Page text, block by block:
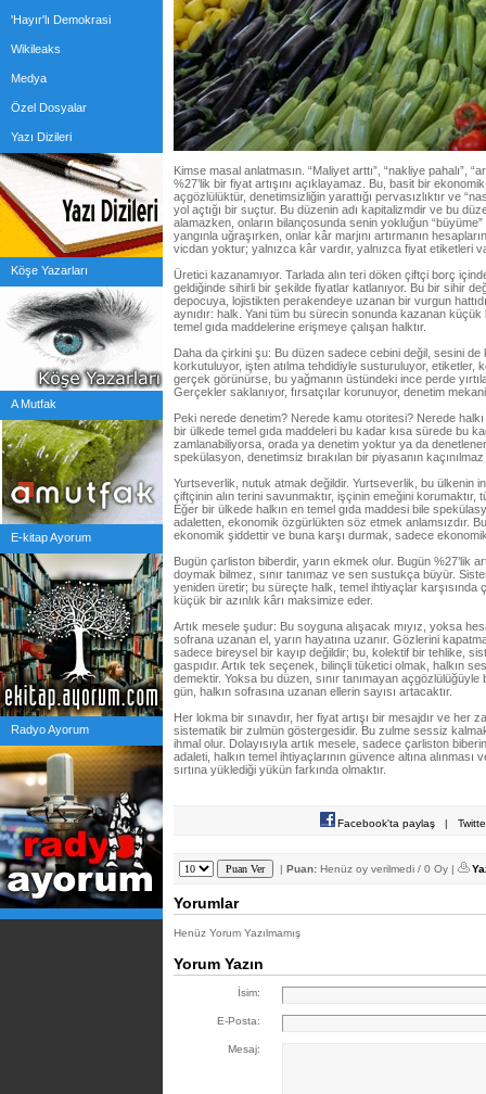
'Hayır'lı Demokrasi
Wikileaks
Medya
Özel Dosyalar
Yazı Dizileri
Köşe Yazarları
A Mutfak
E-kitap Ayorum
Radyo Ayorum
Kimse masal anlatmasın. “Maliyet arttı”, “nakliye pahalı”,
%27’lik bir fiyat artışını açıklayamaz. Bu, basit bir
açgözlülüktür, denetimsizliğin yarattığı pervasızlıktır ve
yol açtığı bir suçtur. Bu düzenin adı kapitalizmdir ve bu
alamazken, onların bilançosunda senin yokluğun
yangınla uğraşırken, onlar kâr marjını artırmanın
vicdan yoktur; yalnızca kâr vardır, yalnızca fiyat etiketleri
Üretici kazanamıyor. Tarlada alın teri döken çiftçi borç
geldiğinde sihirli bir şekilde fiyatlar katlanıyor. Bu bir sihir
depocuya, lojistikten perakendeye uzanan bir vurgun
aynıdır: halk. Yani tüm bu sürecin sonunda kazanan
temel gıda maddelerine erişmeye çalışan halktır.
Daha da çirkini şu: Bu düzen sadece cebini değil, sesini
korkutuluyor, işten atılma tehdidiyle susturuluyor, etiketler,
gerçek görünürse, bu yağmanın üstündeki ince perde
Gerçekler saklanıyor, fırsatçılar korunuyor, denetim
Peki nerede denetim? Nerede kamu otoritesi? Nerede
bir ülkede temel gıda maddeleri bu kadar kısa sürede bu
zamlanabiliyorsa, orada ya denetim yoktur ya da
spekülasyon, denetimsiz bırakılan bir piyasanın
Yurtseverlik, nutuk atmak değildir. Yurtseverlik, bu ülkenin
çiftçinin alın terini savunmaktır, işçinin emeğini korumaktır,
Eğer bir ülkede halkın en temel gıda maddesi bile
adaletten, ekonomik özgürlükten söz etmek anlamsızdır.
ekonomik şiddettir ve buna karşı durmak, sadece
Bugün çarliston biberdir, yarın ekmek olur. Bugün %27’lik
doymak bilmez, sınır tanımaz ve sen sustukça büyür.
yeniden üretir; bu süreçte halk, temel ihtiyaçlar karşısında
küçük bir azınlık kârı maksimize eder.
Artık mesele şudur: Bu soyguna alışacak mıyız, yoksa
sofrana uzanan el, yarın hayatına uzanır. Gözlerini
sadece bireysel bir kayıp değildir; bu, kolektif bir tehlike,
gaspıdır. Artık tek seçenek, bilinçli tüketici olmak, halkın
demektir. Yoksa bu düzen, sınır tanımayan
gün, halkın sofrasına uzanan ellerin sayısı artacaktır.
Her lokma bir sınavdır, her fiyat artışı bir mesajdır ve her
sistematik bir zulmün göstergesidir. Bu zulme sessiz
ihmal olur. Dolayısıyla artık mesele, sadece çarliston
adaleti, halkın temel ihtiyaçlarının güvence altına alınması
sırtına yüklediği yükün farkında olmaktır.
Facebook'ta paylaş |
| Puan: Henüz oy verilmedi / 0 Oy |
Yorumlar
Henüz Yorum Yazılmamış
Yorum Yazın
İsim:
E-Posta:
Mesaj: